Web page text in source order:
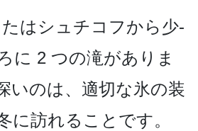
はシュチコフから少­
に 2 つの滝がありま
いのは、適切な氷の装
に訪れること­です。